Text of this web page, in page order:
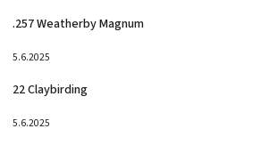
.257 Weatherby Magnum
5.6.2025
22 Claybirding
5.6.2025